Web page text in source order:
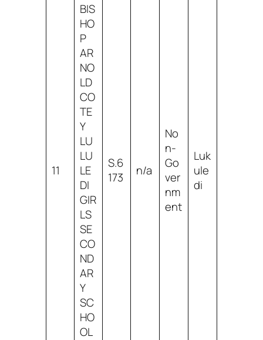
11
BIS
HO
P
AR
NO
LD
CO
TE
Y
LU
LU
LE
DI
GIR
LS
SE
CO
ND
AR
Y
SC
HO
OL
S.6
173
n/a
No
n-
Go
ver
nm
ent
Luk
ule
di